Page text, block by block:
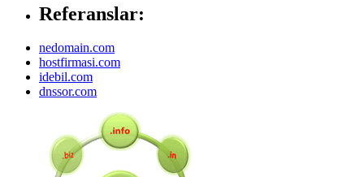
Referanslar:
nedomain.com
hostfirmasi.com
idebil.com
dnssor.com